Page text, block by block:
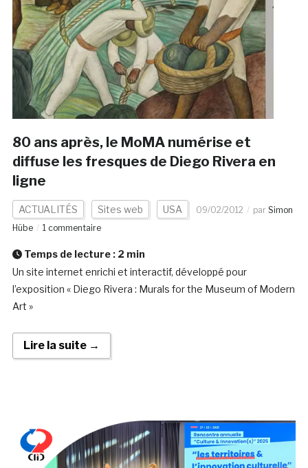
80 ans après, le MoMA numérise et
diffuse les fresques de Diego Rivera en
ligne
ACTUALITÉS Sites web USA 09/02/2012 par Simon
Hübe
1 commentaire
Temps de lecture : 2 min
Un site internet enrichi et interactif, développé pour
l’exposition « Diego Rivera : Murals for the Museum of Modern
Art »
Lire la suite →